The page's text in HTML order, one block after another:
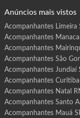
r
m
a
t
n
a
é
m
S
P
Anúncios mais vistos
Acompanhantes Limeira
Acompanhantes
Acompanhantes
Acompanhantes São
Acompanhantes Jundiaí
Acompanhantes Curitiba
Acompanhantes Natal
Acompanhantes Santo
Acompanhantes Mauá